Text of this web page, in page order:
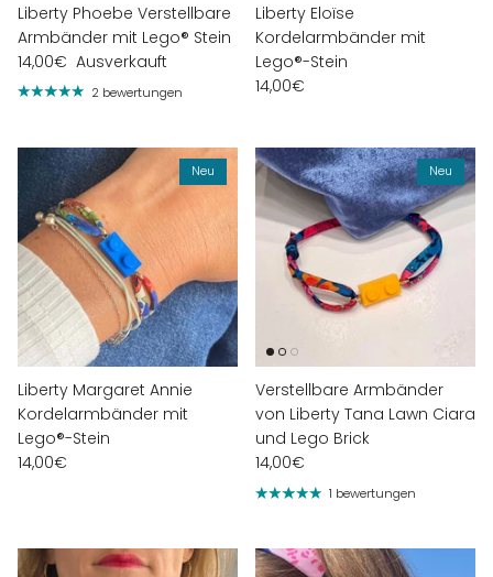
Liberty Phoebe Verstellbare
Armbänder mit Lego® Stein
14,00€ Ausverkauft
2 bewertungen
Liberty Eloïse
Kordelarmbänder mit
Lego®-Stein
14,00€
Neu
Liberty Margaret Annie
Kordelarmbänder mit
Lego®-Stein
14,00€
Neu
Verstellbare Armbänder
von Liberty Tana Lawn Ciara
und Lego Brick
14,00€
1 bewertungen